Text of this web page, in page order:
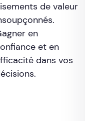
de valeur
en
et en
dans vos